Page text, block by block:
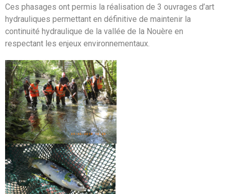
Ces phasages ont permis la réalisation de 3 ouvrages d’art
hydrauliques permettant en définitive de maintenir la
continuité hydraulique de la vallée de la Nouère en
respectant les enjeux environnementaux.